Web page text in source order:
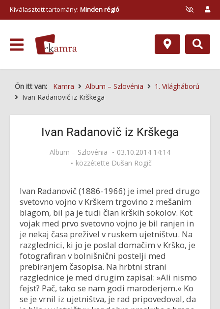
Kiválasztott tartomány: Minden régió
Ön itt van: Kamra Album – Szlovénia
1. Világháború
Ivan Radanovič iz Krškega
Ivan Radanovič iz Krškega
Album – Szlovénia
03.10.2014 14:14
közzétette Dušan Rogič
Ivan Radanovič (1886-1966) je imel pred drugo
svetovno vojno v Krškem trgovino z mešanim
blagom, bil pa je tudi član krških sokolov. Kot
vojak med prvo svetovno vojno je bil ranjen in
je nekaj časa preživel v ruskem ujetništvu. Na
razglednici, ki jo je poslal domačim v Krško, je
fotografiran v bolnišnični postelji med
prebiranjem časopisa. Na hrbtni strani
razglednice je med drugim zapisal: »Ali nismo
fejst? Pač, tako se nam godi maroderjem.« Ko
se je vrnil iz ujetništva, je rad pripovedoval, da